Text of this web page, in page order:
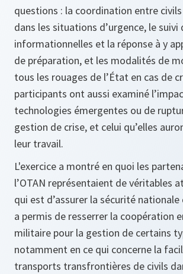
questions : la coordination entre
dans les situations d’urgence, le suivi
informationnelles et la réponse à y
de préparation, et les modalités de
tous les rouages de l’État en cas de
participants ont aussi examiné
technologies émergentes ou de
gestion de crise, et celui qu’elles
leur travail.
L'exercice a montré en quoi les
l’OTAN représentaient de véritables
qui est d’assurer la sécurité
a permis de resserrer la coopération
militaire pour la gestion de certains
notamment en ce qui concerne la
transports transfrontières de civils